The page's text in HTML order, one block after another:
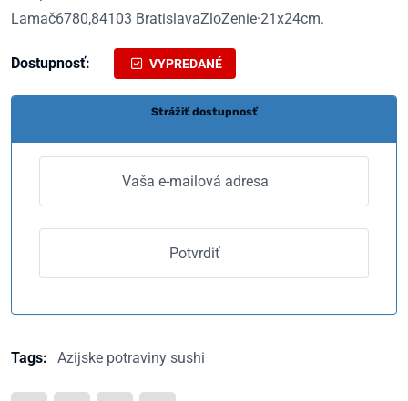
Lamač6780,84103 BratislavaZloZenie·21x24cm.
Dostupnosť: VYPREDANÉ
Strážiť dostupnosť
Tags: Azijske potraviny sushi